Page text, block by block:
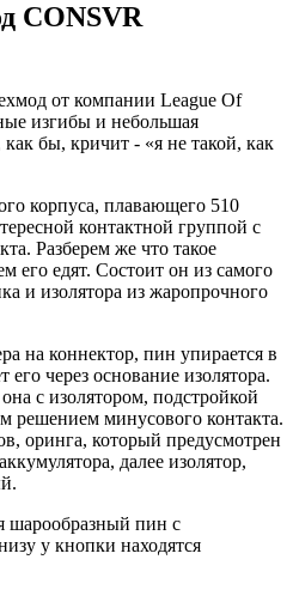
CONSVR
от компании League Of
изгибы и небольшая
бы, кричит - «я не такой, как
корпуса, плавающего 510
контактной группой с
Разберем же что такое
его едят. Состоит он из самого
и изолятора из жаропрочного
на коннектор, пин упирается в
через основание изолятора.
с изолятором, подстройкой
решением минусового контакта.
оринга, который предусмотрен
далее изолятор,
шарообразный пин с
у кнопки находятся